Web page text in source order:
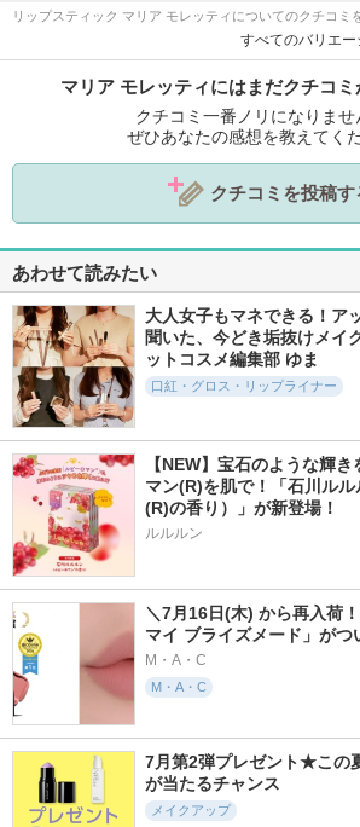
リップスティック マリア モレッティについてのクチコミ
すべてのバリエ
マリア モレッティにはまだクチコミ
クチコミ一番ノリになりませ
ぜひあなたの感想を教えてくだ
クチコミを投稿す
あわせて読みたい
大人女子もマネできる！ア
聞いた、今どき垢抜けメイ
ットコスメ編集部 ゆま
口紅・グロス・リップライナー
【NEW】宝石のような輝
マン(R)を肌で！「石川ル
(R)の香り）」が新登場！
ルルルン
＼7月16日(木) から再入荷
マイ ブライズメード」がつ
M・A・C
M・A・C
7月第2弾プレゼント★この
が当たるチャンス
メイクアップ